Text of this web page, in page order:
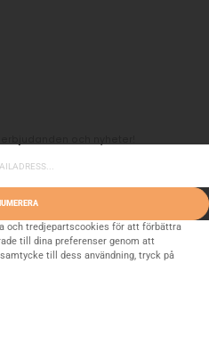
och tredjepartscookies för att förbättra
till dina preferenser genom att
till dess användning, tryck på